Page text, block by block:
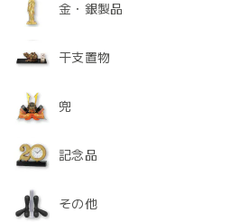
金・銀製品
干支置物
兜
記念品
その他